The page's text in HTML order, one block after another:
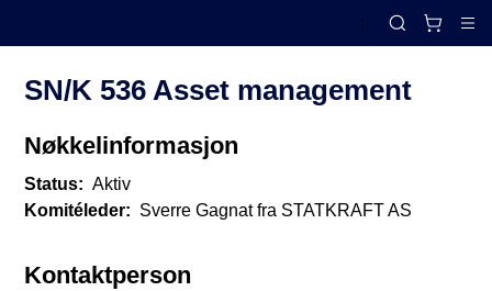
;
Search
SN/K 536 Asset management
Nøkkelinformasjon
Status: Aktiv
Komitéleder: Sverre Gagnat fra STATKRAFT AS
Kontaktperson